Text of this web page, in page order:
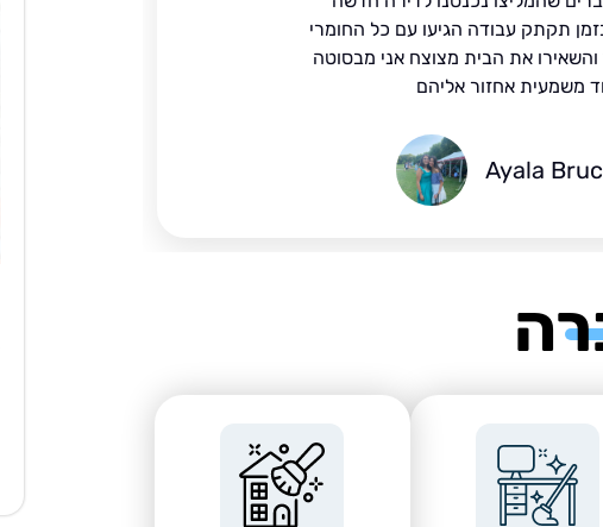
תקתק עבודה הגיעו עם כל החומרי
והשאירו את הבית מצוצח אני מבסוטה
משמעית אחזור אליהם
Ayala